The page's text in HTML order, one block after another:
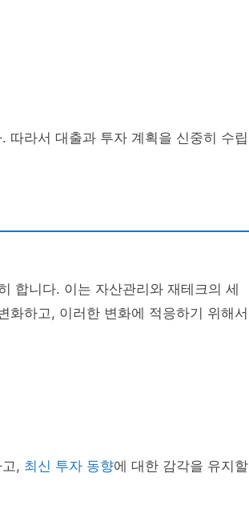
따라서 대출과 투자 계획을 신중히 수립
합니다. 이는 자산관리와 재테크의 세
화하고, 이러한 변화에 적응하기 위해서
, 최신 투자 동향에 대한 감각을 유지할